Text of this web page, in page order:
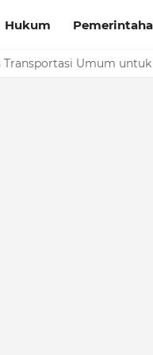
Hukum
Transportasi Umum